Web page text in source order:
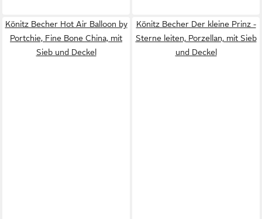
Könitz Becher Hot Air Balloon by
Portchie, Fine Bone China, mit
Sieb und Deckel
Könitz Becher Der kleine Prinz -
Sterne leiten, Porzellan, mit Sieb
und Deckel